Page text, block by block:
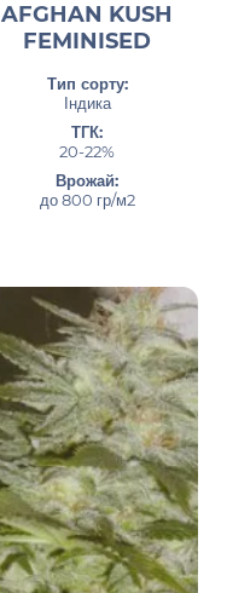
AFGHAN KUSH
FEMINISED
Тип сорту:
Індика
ТГК:
20-22%
Врожай:
до 800 гр/м2